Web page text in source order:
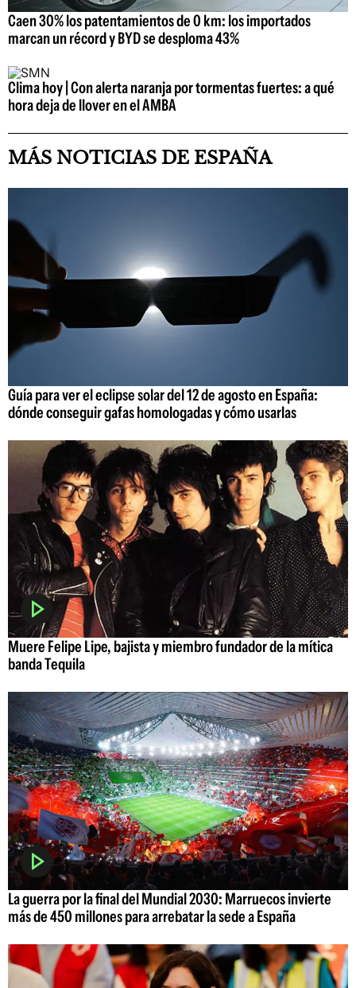
Caen 30% los patentamientos de 0 km: los importados
marcan un récord y BYD se desploma 43%
Clima hoy | Con alerta naranja por tormentas fuertes: a qué
hora deja de llover en el AMBA
MÁS NOTICIAS DE ESPAÑA
Guía para ver el eclipse solar del 12 de agosto en España:
dónde conseguir gafas homologadas y cómo usarlas
Muere Felipe Lipe, bajista y miembro fundador de la mítica
banda Tequila
La guerra por la final del Mundial 2030: Marruecos invierte
más de 450 millones para arrebatar la sede a España